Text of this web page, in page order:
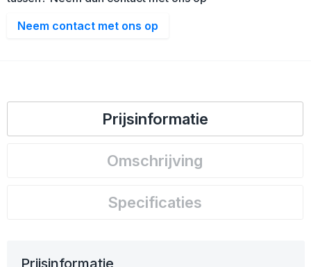
Neem contact met ons op
Prijsinformatie
Omschrijving
Specificaties
Prijsinformatie